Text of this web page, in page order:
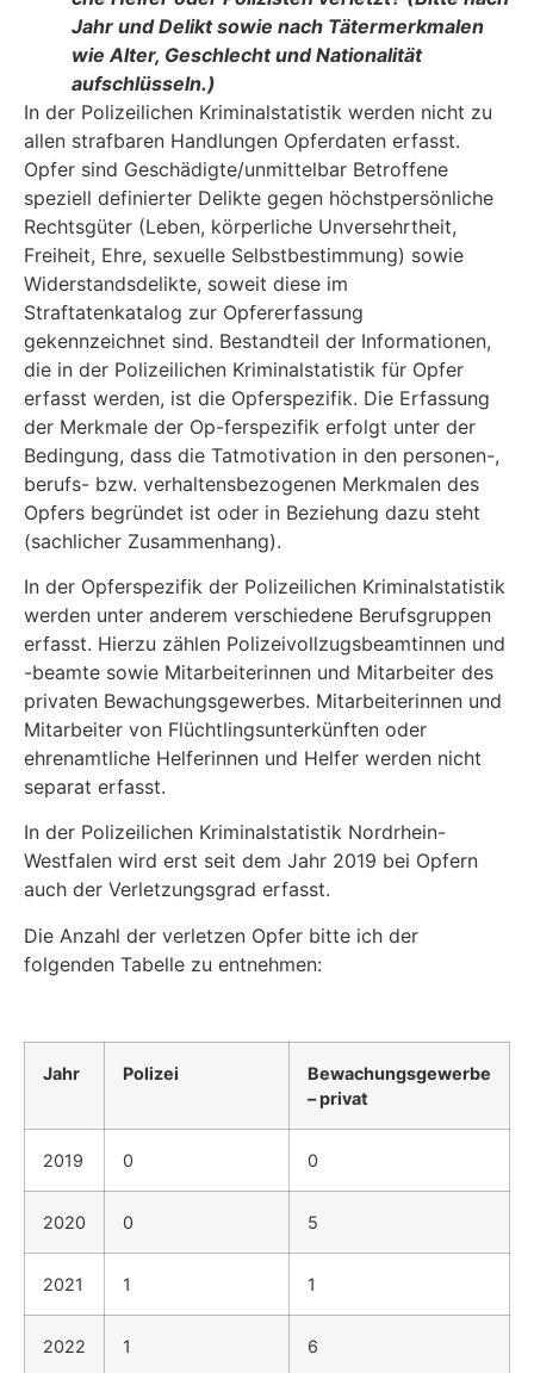
Jahr und Delikt sowie nach Täter­merkmalen
wie Alter, Geschlecht und Nationalität
aufschlüsseln.)
In der Polizeilichen Kriminalstatistik werden nicht zu
allen strafbaren Handlungen Opferdaten erfasst.
Opfer sind Geschädigte/unmittelbar Betroffene
speziell definierter Delikte gegen höchstpersönliche
Rechtsgüter (Leben, körperliche Unversehrtheit,
Freiheit, Ehre, sexuelle Selbstbestimmung) sowie
Widerstandsdelikte, soweit diese im
Straftatenkatalog zur Opferer­fassung
gekennzeichnet sind. Bestandteil der Informationen,
die in der Polizeilichen Kriminal­statistik für Opfer
erfasst werden, ist die Opferspezifik. Die Erfassung
der Merkmale der Op-ferspezifik erfolgt unter der
Bedingung, dass die Tatmotivation in den personen-,
berufs- bzw. verhaltensbezogenen Merkmalen des
Opfers begründet ist oder in Beziehung dazu steht
(sachlicher Zusammenhang).
In der Opferspezifik der Polizeilichen Kriminalstatistik
werden unter anderem verschiedene Berufsgruppen
erfasst. Hierzu zählen Polizeivollzugsbeamtinnen und
-beamte sowie Mitarbei­terinnen und Mitarbeiter des
privaten Bewachungsgewerbes. Mitarbeiterinnen und
Mitarbeiter von Flüchtlingsunterkünften oder
ehrenamtliche Helferinnen und Helfer werden nicht
separat erfasst.
In der Polizeilichen Kriminalstatistik Nordrhein-
Westfalen wird erst seit dem Jahr 2019 bei Op­fern
auch der Verletzungsgrad erfasst.
Die Anzahl der verletzen Opfer bitte ich der
folgenden Tabelle zu entnehmen:
Jahr Polizei
Bewachungsgewerbe
– privat
2019 0 0
2020 0 5
2021 1 1
2022 1 6